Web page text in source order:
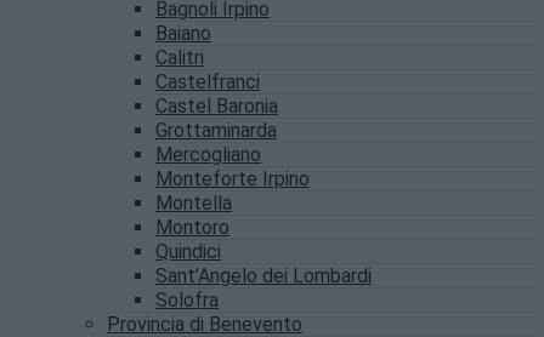
Bagnoli Irpino
Baiano
Calitri
Castelfranci
Castel Baronia
Grottaminarda
Mercogliano
Monteforte Irpino
Montella
Montoro
Quindici
Sant’Angelo dei Lombardi
Solofra
Provincia di Benevento